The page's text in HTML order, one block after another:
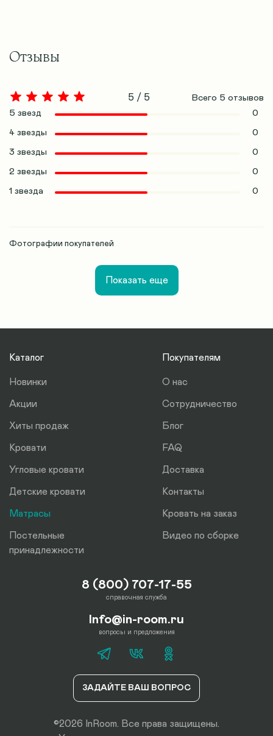
Отзывы
Фотографии покупателей
Показать еще
5 / 5 Всего 5 отзывов
5 звезд
0
4 звезды 0
3 звезды 0
2 звезды 0
1 звезда 0
Каталог
Новинки
Акции
Хиты продаж
Кровати
Угловые кровати
Детские кровати
Матрасы
Постельные
принадлежности
Покупателям
О нас
Сотрудничество
Блог
FAQ
Доставка
Контакты
Кровать на заказ
Видео по сборке
ЗАДАЙТЕ ВАШ ВОПРОС
8 (800) 707-17-55
справочная служба
Info@in-room.ru
вопросы и предложения
©2026 InRoom. Все права защищены.